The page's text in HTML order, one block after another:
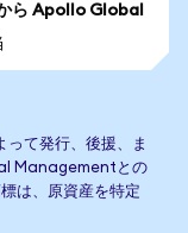
ら Apollo Global
て発行、後援、ま
Managementとの
は、原資産を特定